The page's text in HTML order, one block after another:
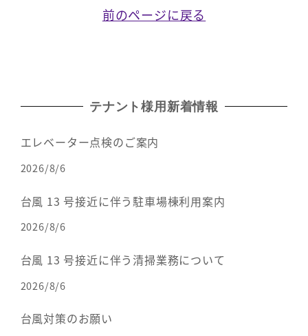
ジ
送
り
前のページに戻る
テナント様用新着情報
エレベーター点検のご案内
2026/8/6
台風 13 号接近に伴う駐車場棟利用案内
2026/8/6
台風 13 号接近に伴う清掃業務について
2026/8/6
台風対策のお願い